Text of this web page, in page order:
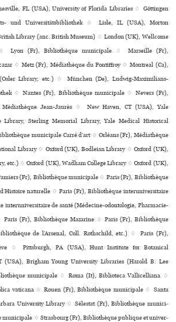
FL (USA), University of Florida Libraries ♢ Göttingen
und Universitätsbibliothek ♢ Lisle, IL (USA), Morton
Library (anc. British Museum) ♢ London (UK), Wellcome
Lyon (Fr), Bibliothèque muni­ci­pale ♢ Marseille (Fr),
♢ Metz (Fr), Médiathèque du Pontiffroy ♢ Montreal (Ca),
Library, etc.) ♢ München (De), Ludwig-Maximilians-
♢ Nantes (Fr), Bibliothèque muni­ci­pale ♢ Nevers (Fr),
Jean-Jaurès ♢ New Haven, CT (USA), Yale
Library, Sterling Memorial Library, Yale Medical Historical
muni­ci­pale Carré d’art ♢ Orléans (Fr), Médiathèque
Library ♢ Oxford (UK), Bodleian Library ♢ Oxford (UK),
etc.) ♢ Oxford (UK), Wadham College Library ♢ Oxford (UK),
(Fr), Bibliothèque municipale ♢ Paris (Fr), Bibliothèque
natu­relle ♢ Paris (Fr), Bibliothèque inte­ru­ni­ver­si­taire
inte­ru­ni­ver­si­taire de santé (Médecine-odon­to­lo­gie, Pharmacie-
Paris (Fr), Bibliothèque Mazarine ♢ Paris (Fr), Bibliothèque
de l’Arsenal, Coll. Rothschild, etc.) ♢ Paris (Fr),
♢ Pittsburgh, PA (USA), Hunt Institute for Botanical
(USA), Brigham Young University Libraries (Harold B. Lee
muni­ci­pale ♢ Roma (It), Biblioteca Vallicelliana ♢
vaticana ♢ Rouen (Fr), Bibliothèque muni­ci­pale ♢ Santa
University Library ♢ Sélestat (Fr), Bibliothèque muni­ci­
muni­ci­pale ♢ Strasbourg (Fr), Bibliothèque publi­que et uni­ver­